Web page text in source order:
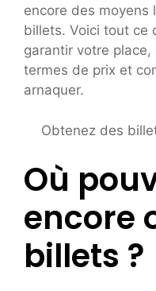
encore des
billets. Voici tout ce
garantir votre
termes de prix et
arnaquer.
Obtenez des
Où
encore
billets ?